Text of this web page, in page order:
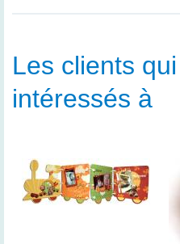
Les clients
intéressés à